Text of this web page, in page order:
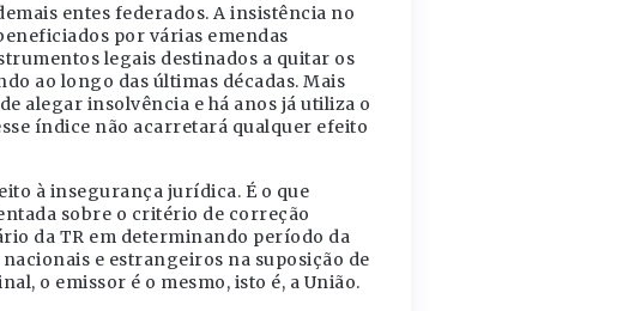
entes federados. A insistência no
por várias emendas
legais destinados a quitar os
ao longo das últimas décadas. Mais
alegar insolvência e há anos já utiliza o
índice não acarretará qualquer efeito
à insegurança jurídica. É o que
sobre o critério de correção
da TR em determinando período da
e estrangeiros na suposição de
o emissor é o mesmo, isto é, a União.